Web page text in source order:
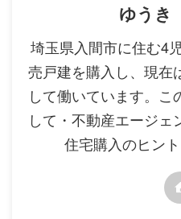
ゆう
埼玉県入間市に住む4
売戸建を購入し、現在
して働いています。こ
して・不動産エージェ
住宅購入のヒン